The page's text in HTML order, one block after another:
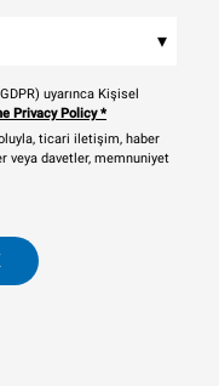
▾
uyarınca Kişisel
Privacy Policy*
ticari iletişim, haber
davetler, memnuniyet